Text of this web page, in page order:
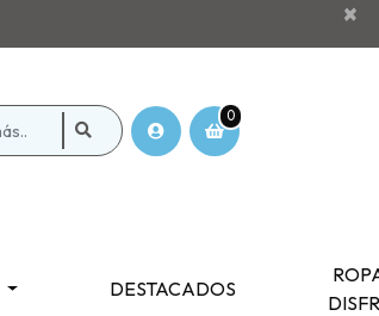
×
0
DESTACADOS